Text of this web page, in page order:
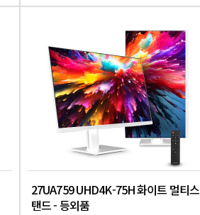
27UA759 UHD4K-75H 화이트 멀티스
탠드 - 등외품